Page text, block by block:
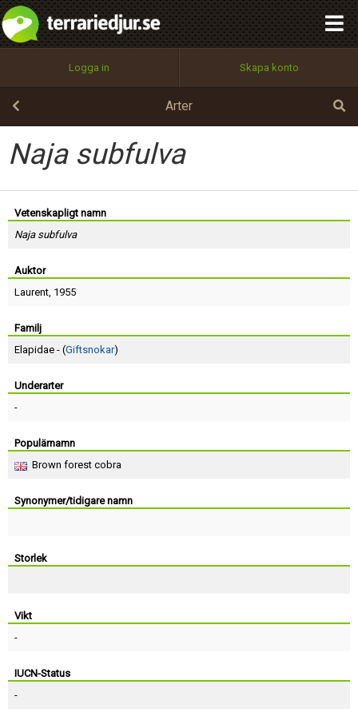
Logga in Skapa konto
Arter
Naja subfulva
Vetenskapligt namn
Naja subfulva
Auktor
Laurent, 1955
Familj
Elapidae - (Giftsnokar)
Underarter
-
Populärnamn
Brown forest cobra
Synonymer/tidigare namn
Storlek
Vikt
-
IUCN-Status
-
Utför
100%
OK
integritetspolicy
Namn:
Epost:
Användarnamn:
Lösenord:
Terms of Service
Begär nytt lösenord
Tillbaka till förstasidan